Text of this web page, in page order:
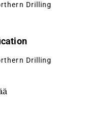
Drilling
Drilling